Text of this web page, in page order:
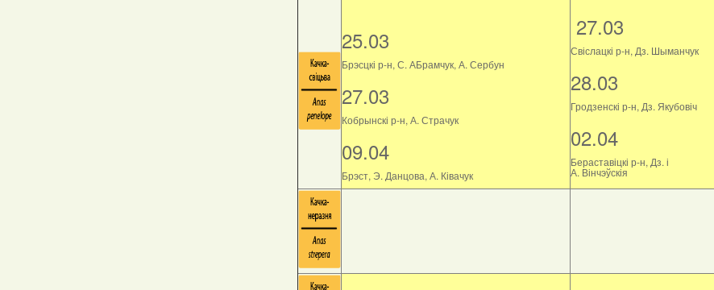
25.03
Брэсцкі р-н, С. АБрамчук, А. Сербун
27.03
Кобрынскі р-н, А. Страчук
09.04
Брэст, Э. Данцова, А. Ківачук
27.03
Свіслацкі р-н, Дз. Шыманчук
28.03
Гродзенскі р-н, Дз. Якубовіч
02.04
Бераставіцкі р-н, Дз. і
А. Вінчэўскія